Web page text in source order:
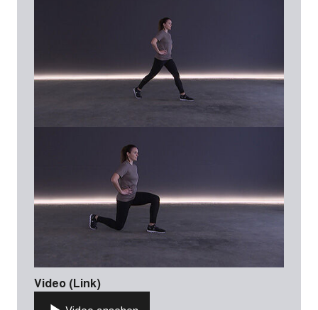
Video (Link)